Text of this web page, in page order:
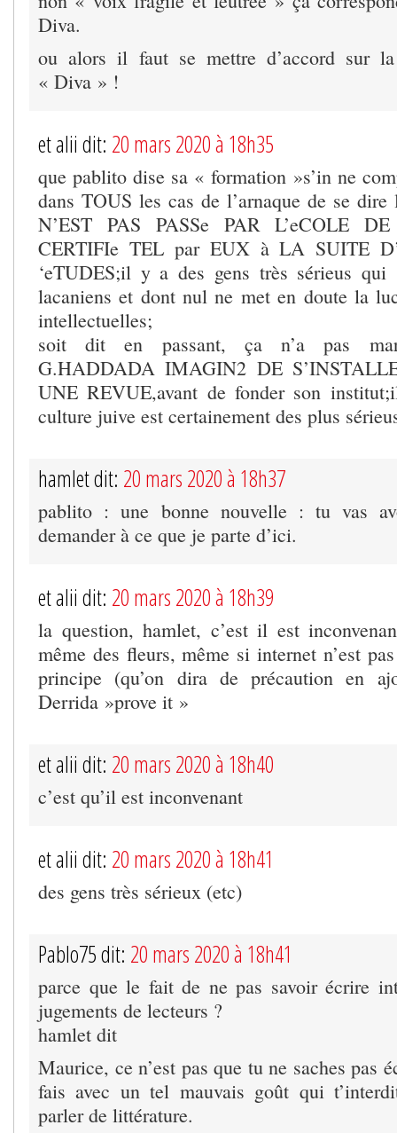
Diva.
ou alors il faut se mettre d’accord sur
« Diva » !
et alii dit: 20 mars 2020 à 18h35
que pablito dise sa « formation »s’in ne
dans TOUS les cas de l’arnaque de se
N’EST PAS PASSe PAR L’eCOLE
CERTIFIe TEL par EUX à LA SUITE
‘eTUDES;il y a des gens très sérieus qui
lacaniens et dont nul ne met en doute la
intellectuelles;
soit dit en passant, ça n’a pas
G.HADDADA IMAGIN2 DE
UNE REVUE,avant de fonder son
culture juive est certainement des plus
hamlet dit: 20 mars 2020 à 18h37
pablito : une bonne nouvelle : tu vas
demander à ce que je parte d’ici.
et alii dit: 20 mars 2020 à 18h39
la question, hamlet, c’est il est
même des fleurs, même si internet n’est
principe (qu’on dira de précaution en
Derrida »prove it »
et alii dit: 20 mars 2020 à 18h40
c’est qu’il est inconvenant
et alii dit: 20 mars 2020 à 18h41
des gens très sérieux (etc)
Pablo75 dit: 20 mars 2020 à 18h41
parce que le fait de ne pas savoir écrire
jugements de lecteurs ?
hamlet dit
Maurice, ce n’est pas que tu ne saches pas
fais avec un tel mauvais goût qui
parler de littérature.